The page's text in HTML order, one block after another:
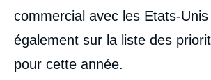
commercial avec les Etats-
également sur la liste des
pour cette année.